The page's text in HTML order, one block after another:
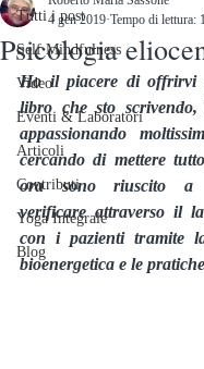
Tutti i post
Self Mindfulness
Video
Eventi & Laboratori
Articoli
Contributi
Yoga Integrale
Blog
Psicologia
4 gen 2019 Tempo di lettura:
Ho il piacere di offrirvi
libro che sto
appassionando
cercando di mettere
ora sono riuscito a
verificare attraverso il
con i pazienti tramite
bioenergetica e le